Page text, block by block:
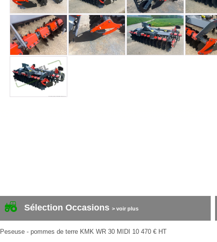
Sélection Occasions > voir plus
Peseuse - pommes de terre KMK WR 30 MIDI 10 470 € HT